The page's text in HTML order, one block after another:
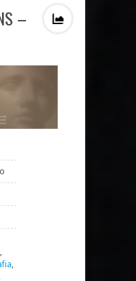
–
,
,